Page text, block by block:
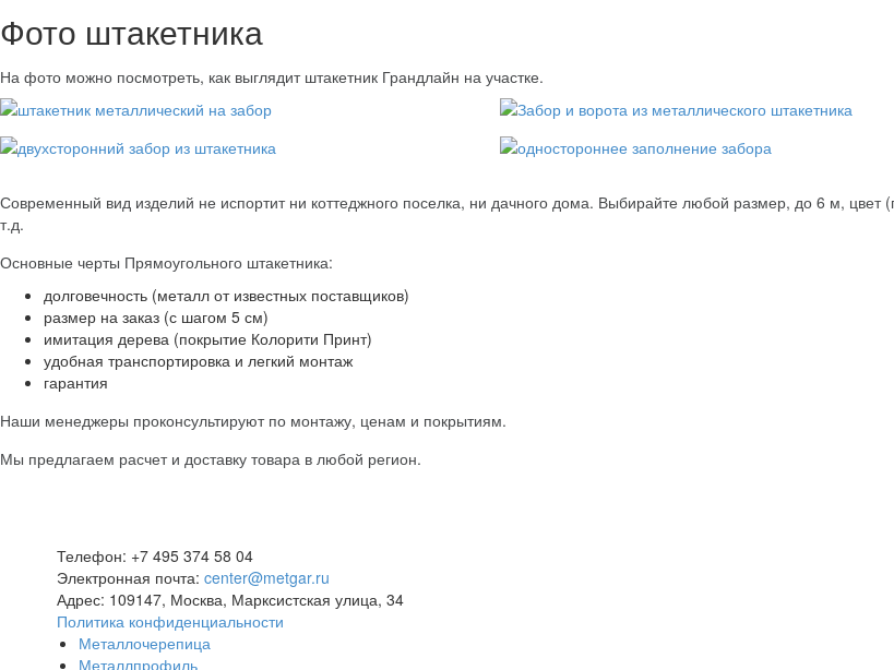
Фото штакетника
На фото можно посмотреть, как выглядит штакетник Грандлайн на участке.
Современный вид изделий не испортит ни коттеджного поселка, ни дачного дома. Выбирайте любой размер, до 6 м,
т.д.
Основные черты Прямоугольного штакетника:
долговечность (металл от известных поставщиков)
размер на заказ (с шагом 5 см)
имитация дерева (покрытие Колорити Принт)
удобная транспортировка и легкий монтаж
гарантия
Наши менеджеры проконсультируют по монтажу, ценам и покрытиям.
Мы предлагаем расчет и доставку товара в любой регион.
Телефон: +7 495 374 58 04
Электронная почта: center@metgar.ru
Адрес: 109147, Москва, Марксистская улица, 34
Политика конфиденциальности
Металлочерепица
Металлпрофиль